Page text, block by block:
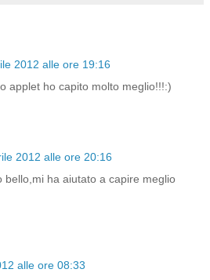
2012 alle ore 19:16
applet ho capito molto meglio!!!:)
2012 alle ore 20:16
bello,mi ha aiutato a capire meglio
alle ore 08:33